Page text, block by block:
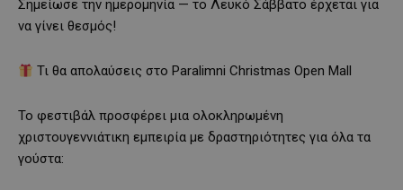
Σημείωσε την ημερομηνία — το Λευκό Σάββατο έρχεται για
να γίνει θεσμός!
Τι θα απολαύσεις στο Paralimni Christmas Open Mall
Το φεστιβάλ προσφέρει μια ολοκληρωμένη
χριστουγεννιάτικη εμπειρία με δραστηριότητες για όλα τα
γούστα: